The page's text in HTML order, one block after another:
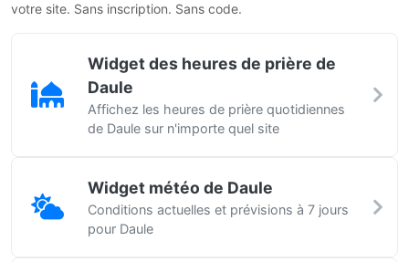
votre site. Sans inscription. Sans code.
Widget des heures de prière de
Daule
Affichez les heures de prière quotidiennes
de Daule sur n'importe quel site
Widget météo de Daule
Conditions actuelles et prévisions à 7 jours
pour Daule